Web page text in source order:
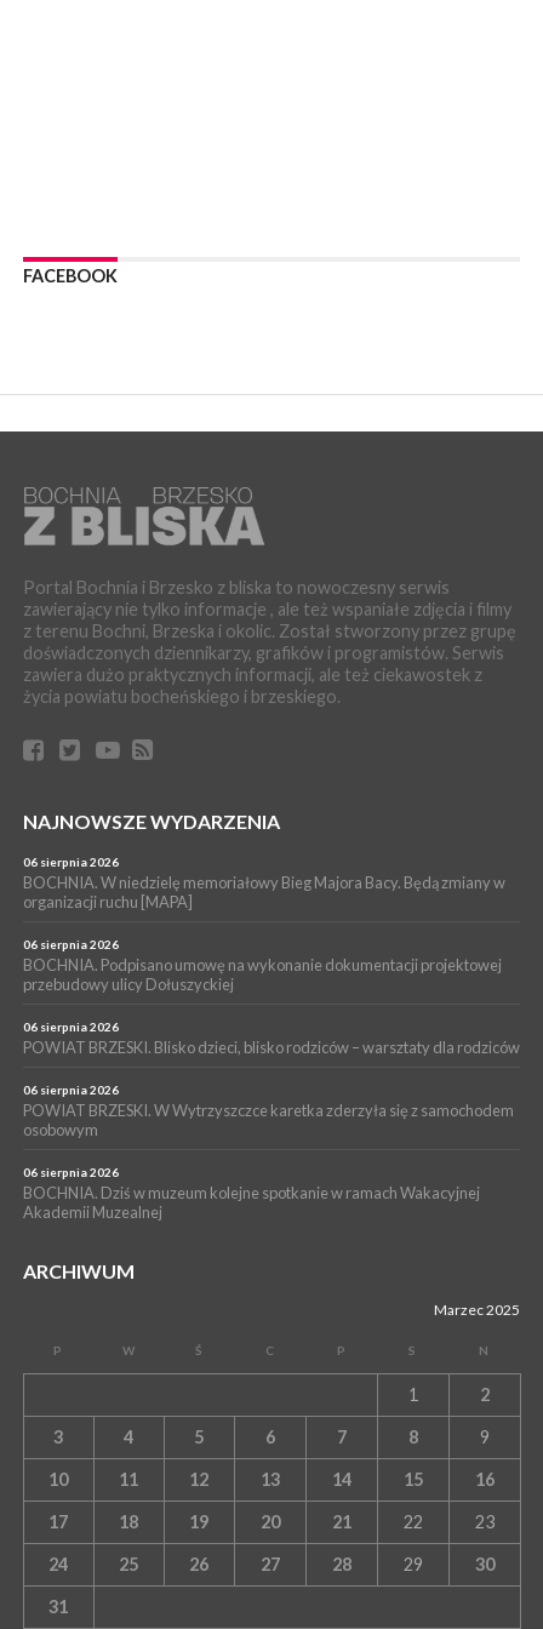
GMINA DRWINIA. 45 dzieci będzie się uczyć pływać. Zajęcia
ruszą we wrześniu
WYDARZENIA
04 sierpnia 2026
MASZKIENICE. Pies pogryzł 3-letnią dziewczynkę. Śmigłowiec
zabrał dziecko do szpitala w Krakowie
PIELGRZYMKA 2026
04 sierpnia 2026
Z BOCHNI NA JASNĄ GÓRĘ. Pierwszy dzień wędrówki
[ZDJĘCIA]
WYDARZENIA
BRZESKO. Śledczy wyjaśniają, jak doszło do śmierci 32-letniego
mężczyzny
04 sierpnia 2026
muzyki [PROGRAM KONCERTÓW]
SPORT
BOCHNIA. W niedzielę XXXII Memoriałowy Bieg Majora Bacy!
FACEBOOK
Portal Bochnia i Brzesko z bliska to nowoczesny serwis
zawierający nie tylko informacje , ale też wspaniałe zdjęcia i filmy
z terenu Bochni, Brzeska i okolic. Został stworzony przez grupę
doświadczonych dziennikarzy, grafików i programistów. Serwis
zawiera dużo praktycznych informacji, ale też ciekawostek z
życia powiatu bocheńskiego i brzeskiego.
NAJNOWSZE WYDARZENIA
06 sierpnia 2026
BOCHNIA. W niedzielę memoriałowy Bieg Majora Bacy. Będą zmiany w
organizacji ruchu [MAPA]
06 sierpnia 2026
BOCHNIA. Podpisano umowę na wykonanie dokumentacji projektowej
przebudowy ulicy Dołuszyckiej
06 sierpnia 2026
POWIAT BRZESKI. Blisko dzieci, blisko rodziców – warsztaty dla rodziców
06 sierpnia 2026
POWIAT BRZESKI. W Wytrzyszczce karetka zderzyła się z samochodem
osobowym
06 sierpnia 2026
BOCHNIA. Dziś w muzeum kolejne spotkanie w ramach Wakacyjnej
Akademii Muzealnej
ARCHIWUM
Marzec 2025
P W Ś C P S N
1 2
3 4 5 6 7 8 9
10 11 12 13 14 15 16
17 18 19 20 21 22 23
24 25 26 27 28 29 30
31